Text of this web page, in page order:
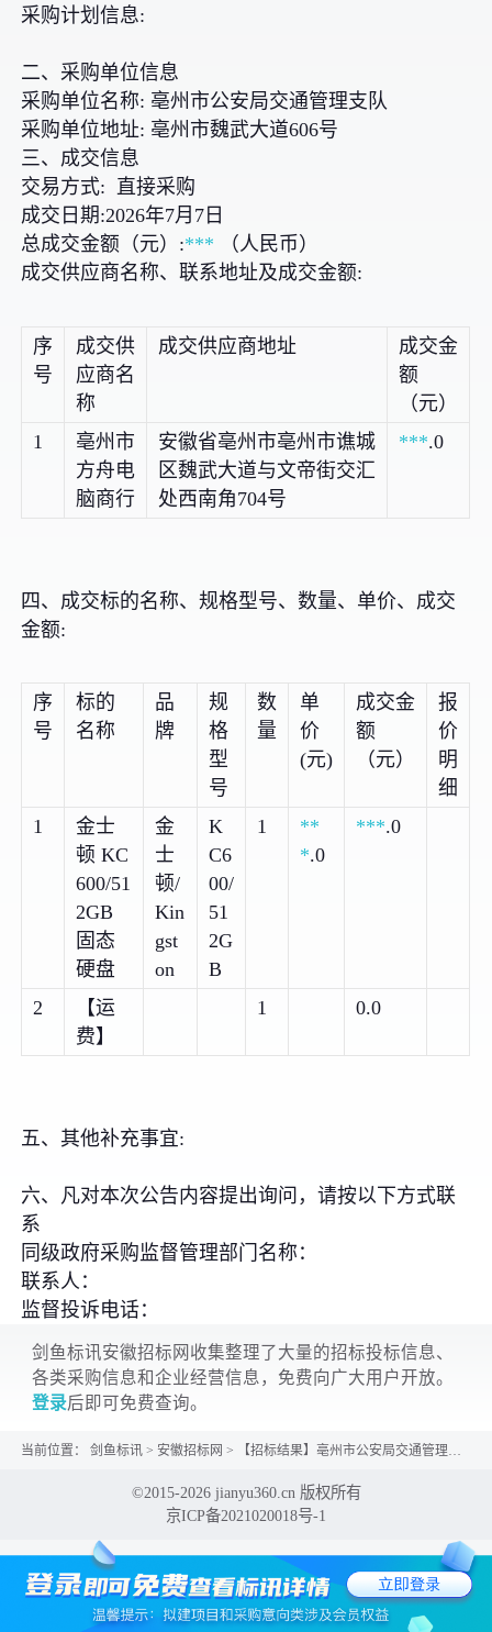
采购计划信息:
二、采购单位信息
采购单位名称: 亳州市公安局交通管理支队
采购单位地址: 亳州市魏武大道606号
三、成交信息
交易方式: 直接采购
成交日期:2026年7月7日
总成交金额（元）:*** （人民币）
成交供应商名称、联系地址及成交金额:
序
号
成交供
应商名
称
成交供应商地址
成交金
额
（元）
1
亳州市
方舟电
脑商行
安徽省亳州市亳州市谯城
区魏武大道与文帝街交汇
处西南角704号
***.0
四、成交标的名称、规格型号、数量、单价、成交
金额:
序
号
标的
名称
品
牌
规
格
型
号
数
量
单
价
(元)
成交金
额
（元）
报
价
明
细
1
金士
顿 KC
600/51
2GB
固态
硬盘
金
士
顿/
Kin
gst
on
K
C6
00/
51
2G
B
1
**
*.0
***.0
2
【运
费】
1 0.0
五、其他补充事宜:
六、凡对本次公告内容提出询问，请按以下方式联
系
同级政府采购监督管理部门名称：
联系人：
监督投诉电话：
剑鱼标讯安徽招标网收集整理了大量的招标投标信息、
各类采购信息和企业经营信息，免费向广大用户开放。
登录后即可免费查询。
当前位置： 剑鱼标讯 > 安徽招标网 > 【招标结果】亳州市公安局交通管理支队关于固态硬盘的网上超市采购项目成交公告
©2015-2026 jianyu360.cn 版权所有
京ICP备2021020018号-1